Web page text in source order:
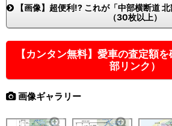
【画像】超便利!? これが「中部横断道
（30枚以上）
【カンタン無料】愛車の査定額
部リンク）
画像ギャラリー